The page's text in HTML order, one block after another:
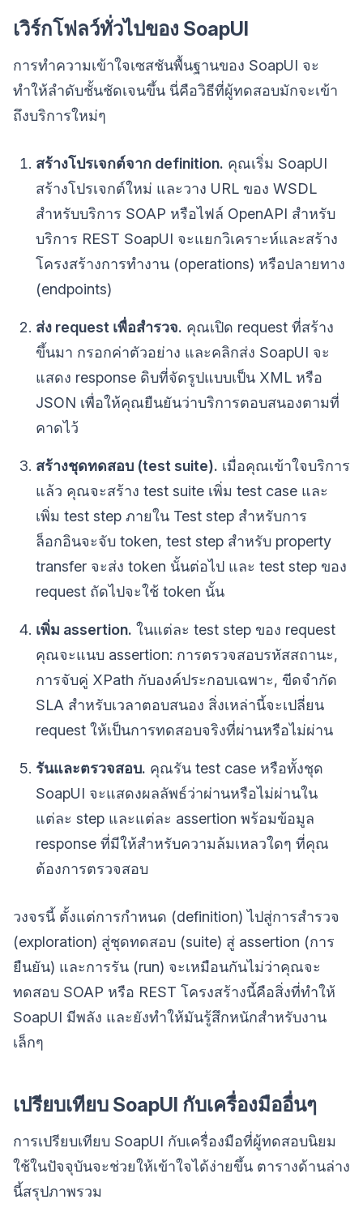
เวิร์กโฟลว์ทั่วไปของ SoapUI
การทำความเข้าใจเซสชันพื้นฐานของ SoapUI จะ
ทำให้ลำดับชั้นชัดเจนขึ้น นี่คือวิธีที่ผู้ทดสอบมักจะเข้า
ถึงบริการใหม่ๆ
สร้างโปรเจกต์จาก definition. คุณเริ่ม SoapUI
สร้างโปรเจกต์ใหม่ และวาง URL ของ WSDL
สำหรับบริการ SOAP หรือไฟล์ OpenAPI สำหรับ
บริการ REST SoapUI จะแยกวิเคราะห์และสร้าง
โครงสร้างการทำงาน (operations) หรือปลายทาง
(endpoints)
ส่ง request เพื่อสำรวจ. คุณเปิด request ที่สร้าง
ขึ้นมา กรอกค่าตัวอย่าง และคลิกส่ง SoapUI จะ
แสดง response ดิบที่จัดรูปแบบเป็น XML หรือ
JSON เพื่อให้คุณยืนยันว่าบริการตอบสนองตามที่
คาดไว้
สร้างชุดทดสอบ (test suite). เมื่อคุณเข้าใจบริการ
แล้ว คุณจะสร้าง test suite เพิ่ม test case และ
เพิ่ม test step ภายใน Test step สำหรับการ
ล็อกอินจะจับ token, test step สำหรับ property
transfer จะส่ง token นั้นต่อไป และ test step ของ
request ถัดไปจะใช้ token นั้น
เพิ่ม assertion. ในแต่ละ test step ของ request
คุณจะแนบ assertion: การตรวจสอบรหัสสถานะ,
การจับคู่ XPath กับองค์ประกอบเฉพาะ, ขีดจำกัด
SLA สำหรับเวลาตอบสนอง สิ่งเหล่านี้จะเปลี่ยน
request ให้เป็นการทดสอบจริงที่ผ่านหรือไม่ผ่าน
รันและตรวจสอบ. คุณรัน test case หรือทั้งชุด
SoapUI จะแสดงผลลัพธ์ว่าผ่านหรือไม่ผ่านใน
แต่ละ step และแต่ละ assertion พร้อมข้อมูล
response ที่มีให้สำหรับความล้มเหลวใดๆ ที่คุณ
ต้องการตรวจสอบ
วงจรนี้ ตั้งแต่การกำหนด (definition) ไปสู่การสำรวจ
(exploration) สู่ชุดทดสอบ (suite) สู่ assertion (การ
ยืนยัน) และการรัน (run) จะเหมือนกันไม่ว่าคุณจะ
ทดสอบ SOAP หรือ REST โครงสร้างนี้คือสิ่งที่ทำให้
SoapUI มีพลัง และยังทำให้มันรู้สึกหนักสำหรับงาน
เล็กๆ
เปรียบเทียบ SoapUI กับเครื่องมืออื่นๆ
การเปรียบเทียบ SoapUI กับเครื่องมือที่ผู้ทดสอบนิยม
ใช้ในปัจจุบันจะช่วยให้เข้าใจได้ง่ายขึ้น ตารางด้านล่าง
นี้สรุปภาพรวม